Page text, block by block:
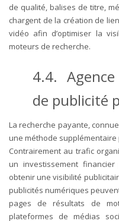
de qualité, balises de titre,
chargent de la création de
vidéo afin d’optimiser la
moteurs de recherche.
4.4.
de publicité
La recherche payante,
une méthode
Contrairement au trafic
un investissement
obtenir une visibilité
publicités numériques
pages de résultats de
plateformes de médias